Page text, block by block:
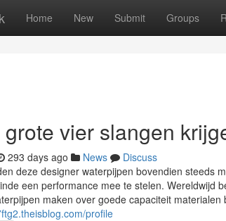
Home New Submit Groups
vier slangen
293 days ago News
Discuss
deze designer waterpijpen bovendien steeds
een performance mee te stelen. Wereldwijd
maken over goede capaciteit
profile